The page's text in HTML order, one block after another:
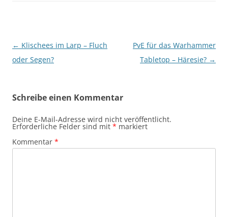
Beitragsnavigation
← Klischees im Larp – Fluch
oder Segen?
PvE für das Warhammer
Tabletop – Häresie? →
Schreibe einen Kommentar
Deine E-Mail-Adresse wird nicht veröffentlicht.
Erforderliche Felder sind mit * markiert
Kommentar *